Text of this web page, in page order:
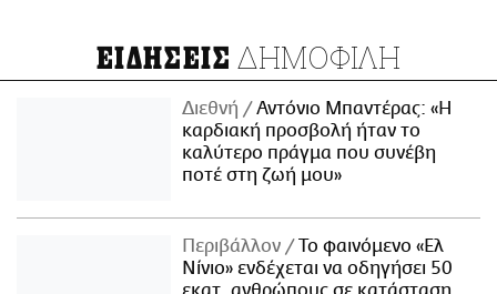
ΕΙΔΗΣΕΙΣ ΔΗΜΟΦΙΛΗ
Διεθνή
Αντόνιο Μπαντέρας: «Η
καρδιακή προσβολή ήταν το
καλύτερο πράγμα που συνέβη
ποτέ στη ζωή μου»
Περιβάλλον
Το φαινόμενο «Ελ
Νίνιο» ενδέχεται να οδηγήσει 50